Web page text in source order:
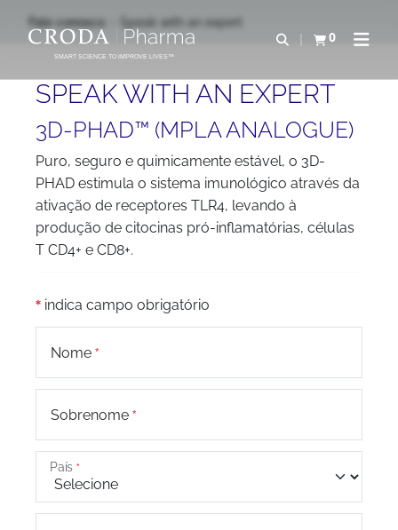
PARA
CONTEÚDO
PARA
MENU
SMART SCIENCE TO IMPROVE LIVES™
Abrir pesquisa
0
Exibir cestaAbrir
Fale conosco Speak with an expert
SPEAK WITH AN EXPERT
3D-PHAD™ (MPLA ANALOGUE)
Puro, seguro e quimicamente estável, o 3D-
PHAD estimula o sistema imunológico através da
ativação de receptores TLR4, levando à
produção de citocinas pró-inflamatórias, células
T CD4+ e CD8+.
indica campo obrigatório
Nome
Sobrenome
País